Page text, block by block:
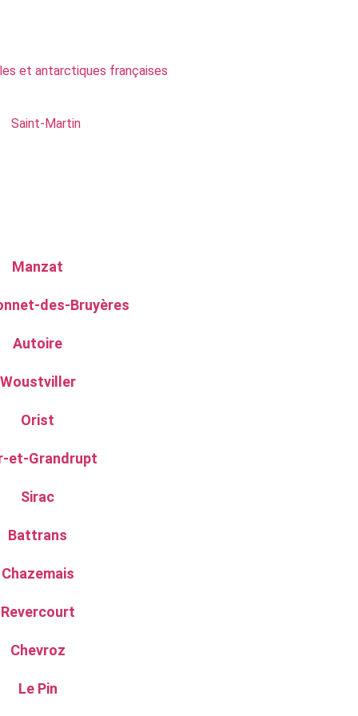
et antarctiques françaises
Saint-Martin
Manzat
des-Bruyères
Autoire
Woustviller
Orist
et-Grandrupt
Sirac
Battrans
Chazemais
Revercourt
Chevroz
Le Pin